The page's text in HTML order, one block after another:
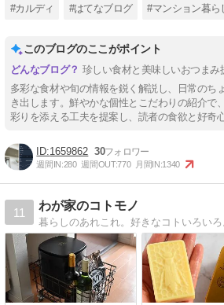
#カルディ #はてなブログ #マンション暮ら
このブログのここがポイント
珍しい食材と美味しいおつまみ
多彩な食材や旬の情報を鋭く解説し、日常のち
き出します。鮮やかな個性とこだわりの紹介で
彩りを添える工夫を提案し、読者の食欲と好奇
1659862 30
週間IN:280 週間OUT:770 月間IN:1340
11
わが家のコトモノ
暮らしのあれこれ。好きなコトいろいろ